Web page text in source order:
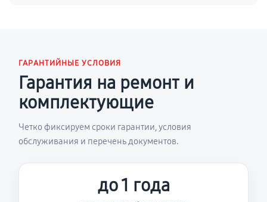
ГАРАНТИЙНЫЕ УСЛОВИЯ
Гарантия на ремонт и
комплектующие
Четко фиксируем сроки гарантии, условия
обслуживания и перечень документов.
до 1 года